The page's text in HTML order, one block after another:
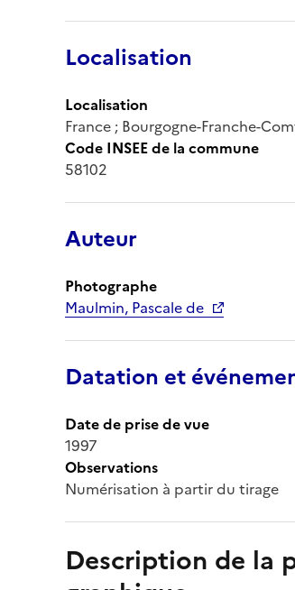
Localisation
Localisation
France ; Bourgogne-Franche-
Code INSEE de la commune
58102
Auteur
Photographe
Maulmin, Pascale de
Datation et
Date de prise de vue
1997
Observations
Numérisation à partir du tirage
Description de la